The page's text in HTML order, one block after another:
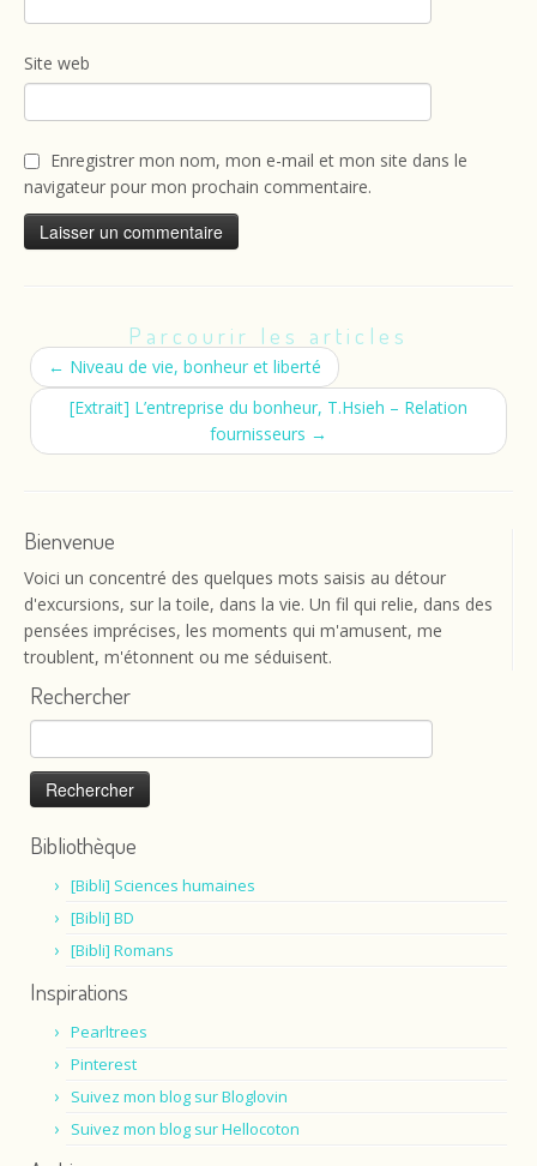
Site web
Enregistrer mon nom, mon e-mail et mon site dans le
navigateur pour mon prochain commentaire.
Parcourir les articles
← Niveau de vie, bonheur et liberté
[Extrait] L’entreprise du bonheur, T.Hsieh – Relation
fournisseurs →
Bienvenue
Voici un concentré des quelques mots saisis au détour
d'excursions, sur la toile, dans la vie. Un fil qui relie, dans des
pensées imprécises, les moments qui m'amusent, me
troublent, m'étonnent ou me séduisent.
Rechercher
Rechercher :
Bibliothèque
[Bibli] Sciences humaines
[Bibli] BD
[Bibli] Romans
Inspirations
Pearltrees
Pinterest
Suivez mon blog sur Bloglovin
Suivez mon blog sur Hellocoton